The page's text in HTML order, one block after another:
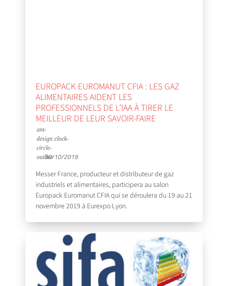
EUROPACK EUROMANUT CFIA : LES GAZ
ALIMENTAIRES AIDENT LES
PROFESSIONNELS DE L’IAA À TIRER LE
MEILLEUR DE LEUR SAVOIR-FAIRE
30/10/2019
Messer France, producteur et distributeur de gaz
industriels et alimentaires, participera au salon
Europack Euromanut CFIA qui se déroulera du 19 au 21
novembre 2019 à Eurexpo Lyon.